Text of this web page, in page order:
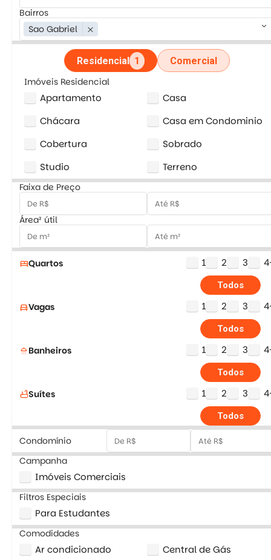
Bairros
Sao Gabriel
close keyboard_arrow_down
Residencial 1 Comercial
Imóveis Residencial
Apartamento
Casa
Chácara
Casa em Condominio
Cobertura
Sobrado
Studio
Terreno
Faixa de Preço
Área² útil
bedQuartos 1 2 3
Todos
directions_carVagas 1 2 3
Todos
shower Banheiros 1 2 3
Todos
bathtubSuítes 1 2 3
Todos
Condomínio
Campanha
Imóveis Comerciais
Filtros Especiais
Para Estudantes
Comodidades
Ar condicionado
Central de Gás